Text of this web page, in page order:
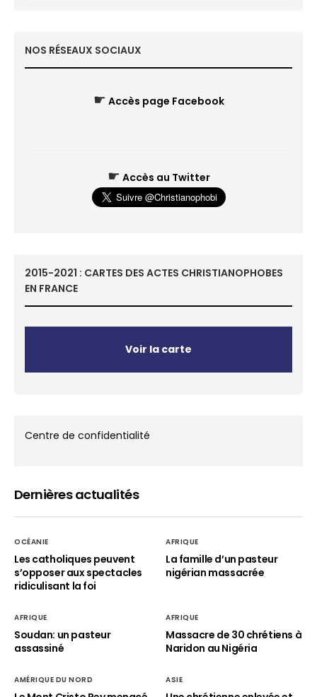
NOS RÉSEAUX SOCIAUX
☛ Accès page Facebook
☛ Accès au Twitter
2015-2021 : CARTES DES ACTES CHRISTIANOPHOBES
EN FRANCE
Voir la carte
Centre de confidentialité
Dernières actualités
OCÉANIE
Les catholiques peuvent
s’opposer aux spectacles
ridiculisant la foi
AFRIQUE
La famille d’un pasteur
nigérian massacrée
AFRIQUE
Soudan: un pasteur
assassiné
AFRIQUE
Massacre de 30 chrétiens à
Naridon au Nigéria
AMÉRIQUE DU NORD ASIE